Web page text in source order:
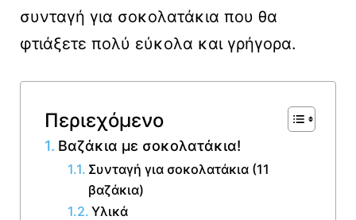
συνταγή για σοκολατάκια που θα
φτιάξετε πολύ εύκολα και γρήγορα.
Περιεχόμενο
Βαζάκια με σοκολατάκια!
Συνταγή για σοκολατάκια (11
βαζάκια)
Υλικά